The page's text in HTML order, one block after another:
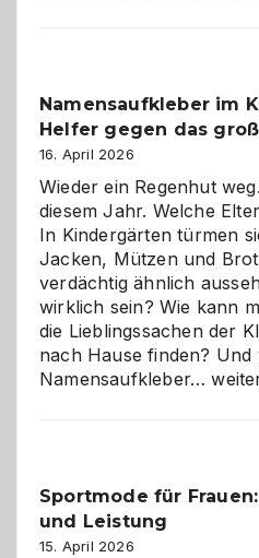
Namensaufkleber im
Helfer gegen das
16. April 2026
Wieder ein Regenhut
diesem Jahr. Welche
In Kindergärten türmen
Jacken, Mützen und
verdächtig ähnlich
wirklich sein? Wie kann
die Lieblingssachen der
nach Hause finden? Und
Namensaufkleber…
gegen
Sportmode für
und Leistung
15. April 2026